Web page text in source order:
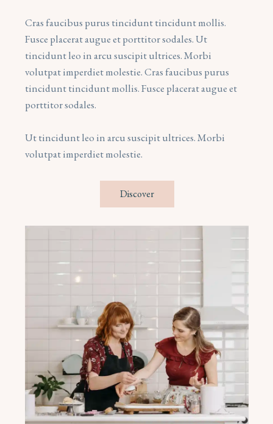
Cras faucibus purus tincidunt tincidunt mollis.
Fusce placerat augue et porttitor sodales. Ut
tincidunt leo in arcu suscipit ultrices. Morbi
volutpat imperdiet molestie. Cras faucibus purus
tincidunt tincidunt mollis. Fusce placerat augue et
porttitor sodales.
Ut tincidunt leo in arcu suscipit ultrices. Morbi
volutpat imperdiet molestie.
Discover